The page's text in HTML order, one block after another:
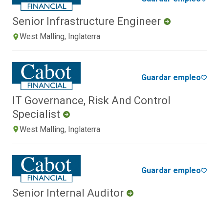
Senior Infrastructure Engineer
West Malling, Inglaterra
IT Governance, Risk And Control
Specialist
West Malling, Inglaterra
Guardar empleo
Senior Internal Auditor
Guardar empleo